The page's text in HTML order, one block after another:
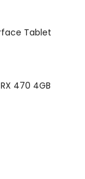
Tablet
470 4GB